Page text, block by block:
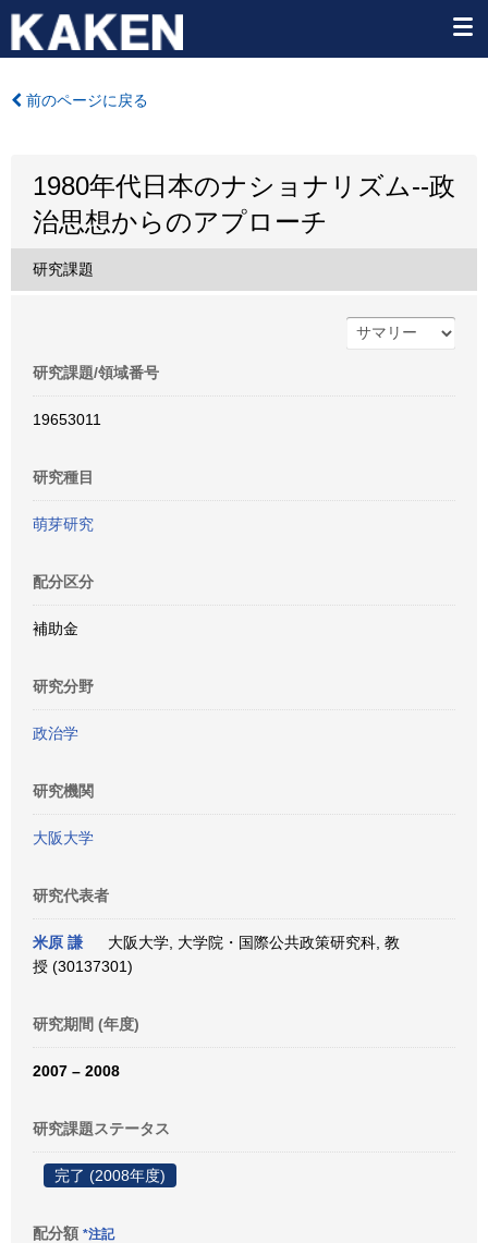
前のページに戻る
1980年代日本のナショナリズム--政
治思想からのアプローチ
研究課題
研究課題/領域番号
19653011
研究種目
萌芽研究
配分区分
補助金
研究分野
政治学
研究機関
大阪大学
研究代表者
米原 謙
大阪大学, 大学院・国際公共政策研究科, 教
授 (30137301)
研究期間 (年度)
2007 – 2008
研究課題ステータス
完了 (2008年度)
配分額 *注記